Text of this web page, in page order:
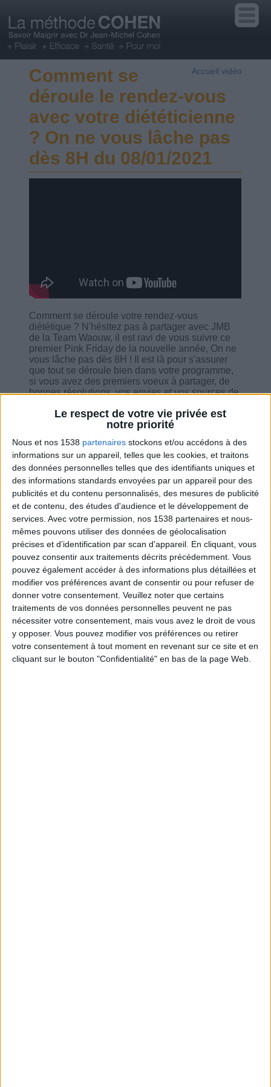
Le respect de votre vie privée est
notre priorité
Nous et nos 1538 partenaires stockons et/ou accédons à des
informations sur un appareil, telles que les cookies, et traitons
des données personnelles telles que des identifiants uniques et
des informations standards envoyées par un appareil pour des
publicités et du contenu personnalisés, des mesures de publicité
et de contenu, des études d'audience et le développement de
services. Avec votre permission, nos 1538 partenaires et nous-
mêmes pouvons utiliser des données de géolocalisation
précises et d’identification par scan d'appareil. En cliquant, vous
pouvez consentir aux traitements décrits précédemment. Vous
pouvez également accéder à des informations plus détaillées et
modifier vos préférences avant de consentir ou pour refuser de
donner votre consentement. Veuillez noter que certains
traitements de vos données personnelles peuvent ne pas
nécessiter votre consentement, mais vous avez le droit de vous
y opposer. Vous pouvez modifier vos préférences ou retirer
votre consentement à tout moment en revenant sur ce site et en
cliquant sur le bouton "Confidentialité" en bas de la page Web.
Accueil vidéo
Comment se
déroule le rendez-vous
avec votre diététicienne
? On ne vous lâche pas
dès 8H du 08/01/2021
Comment se déroule votre rendez-vous
diététique ? N'hésitez pas à partager avec JMB
de la Team Waouw, il est ravi de vous suivre ce
premier Pink Friday de la nouvelle année, On ne
vous lâche pas dès 8H ! Il est là pour s'assurer
que tout se déroule bien dans votre programme,
si vous avez des premiers voeux à partager, de
bonnes résolutions, vos envies et vos sources de
définir vos objectifs, comment faire si vous avez
des difficultés sur le programme, et bien sûr vous
parcours.
Combien de kilos souhaitez-vous perdre ?
Moins de
5 kilos
De 5 à 10
kilos
Plus de
10 kilos
Service-client & Motivation Voir tout
Les équipes du Service-client et de la
Communauté Savoir Maigrir vous aident
chaque semaine à vous rapprocher
sereinement de votre objectif minceur.